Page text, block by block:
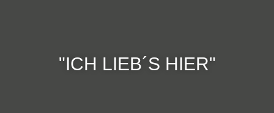
"ICH LIEB´S HIER"